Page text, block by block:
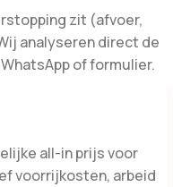
zit (afvoer,
analyseren direct de
of formulier.
all-in prijs voor
voorrijkosten, arbeid